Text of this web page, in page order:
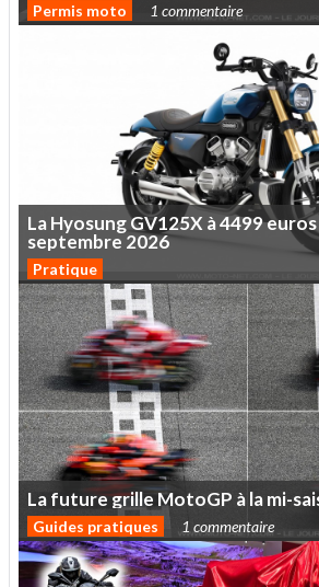
Permis moto 1 commentaire
LaHyosungGV125X à4499euros
septembre2026
Pratique
Lafuturegrille MotoGP àlami-
Guides pratiques 1 commentaire